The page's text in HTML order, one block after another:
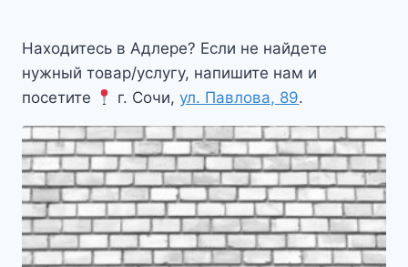
Находитесь в Адлере? Если не найдете
нужный товар/услугу, напишите нам и
посетите
г. Сочи,ул. Павлова, 89.